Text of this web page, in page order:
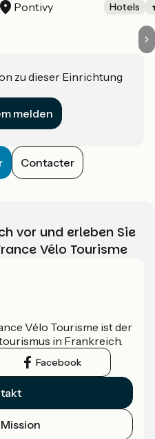
Pontivy Hotels
zu dieser Einrichtung
melden
Contacter
vor und erleben Sie
Vélo Tourisme
Vélo Tourisme ist der
in Frankreich.
Facebook